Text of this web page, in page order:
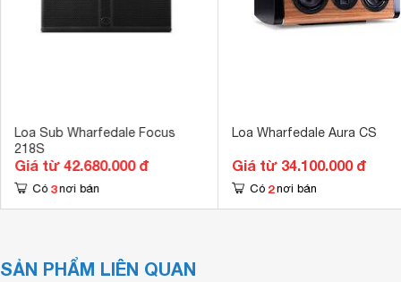
Loa Sub Wharfedale Focus
218S
Giá từ 42.680.000 đ
Có 3 nơi bán
Loa Wharfedale Aura CS
Giá từ 34.100.000 đ
Có 2 nơi bán
SẢN PHẨM LIÊN QUAN